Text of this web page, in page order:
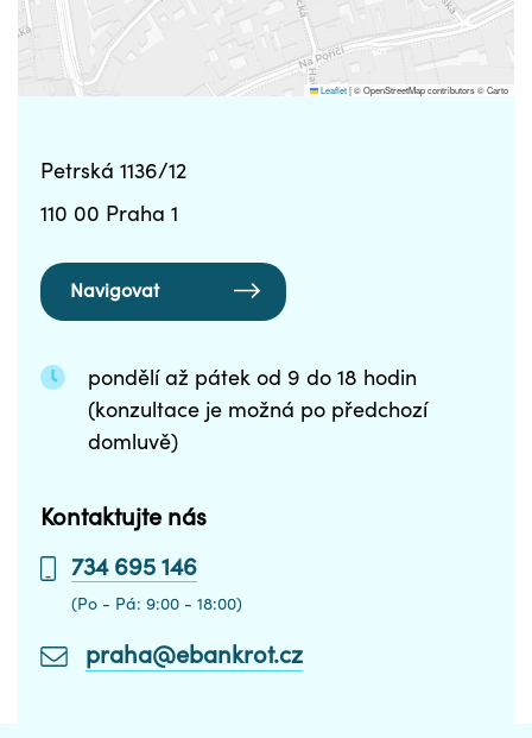
Leaflet|© OpenStreetMap contributors © Carto
Petrská 1136/12
110 00 Praha 1
Navigovat
pondělí až pátek od 9 do 18 hodin
(konzultace je možná po předchozí
domluvě)
Kontaktujte nás
734 695 146
(Po - Pá: 9:00 - 18:00)
praha@ebankrot.cz